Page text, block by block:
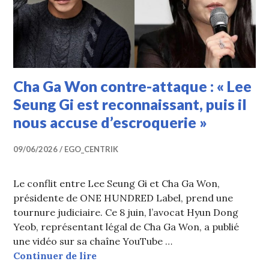
Cha Ga Won contre-attaque : « Lee
Seung Gi est reconnaissant, puis il
nous accuse d’escroquerie »
09/06/2026 EGO_CENTRIK
Le conflit entre Lee Seung Gi et Cha Ga Won,
présidente de ONE HUNDRED Label, prend une
tournure judiciaire. Ce 8 juin, l’avocat Hyun Dong
Yeob, représentant légal de Cha Ga Won, a publié
une vidéo sur sa chaîne YouTube …
Continuer de lireCha Ga Won contre-attaque : «